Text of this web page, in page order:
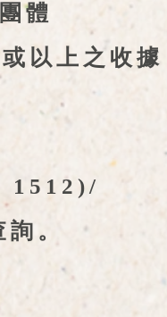
體
以上之收據
1512)/
。